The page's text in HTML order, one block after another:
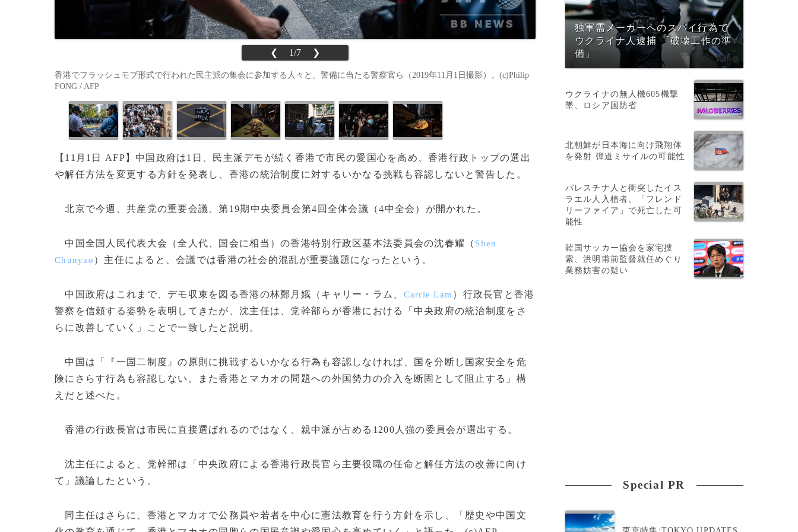
❮ 1/7 ❯
香港でフラッシュモブ形式で行われた民主派の集会に参加する人々と、警備に当たる警察官ら（2019年11月1日撮影）。(c)Philip
FONG / AFP
【11月1日 AFP】中国政府は1日、民主派デモが続く香港で市民の愛国心を高め、香港行政トップの選出
や解任方法を変更する方針を発表し、香港の統治制度に対するいかなる挑戦も容認しないと警告した。
北京で今週、共産党の重要会議、第19期中央委員会第4回全体会議（4中全会）が開かれた。
中国全国人民代表大会（全人代、国会に相当）の香港特別行政区基本法委員会の沈春耀（ Shen
Chunyao ）主任によると、会議では香港の社会的混乱が重要議題になったという。
中国政府はこれまで、デモ収束を図る香港の林鄭月娥（キャリー・ラム、 Carrie Lam ）行政長官と香港
警察を信頼する姿勢を表明してきたが、沈主任は、党幹部らが香港における「中央政府の統治制度をさ
らに改善していく」ことで一致したと説明。
中国は「『一国二制度』の原則に挑戦するいかなる行為も容認しなければ、国を分断し国家安全を危
険にさらす行為も容認しない。また香港とマカオの問題への外国勢力の介入を断固として阻止する」構
えだと述べた。
香港の行政長官は市民に直接選ばれるのではなく、親中派が占める1200人強の委員会が選出する。
沈主任によると、党幹部は「中央政府による香港行政長官ら主要役職の任命と解任方法の改善に向け
て」議論したという。
同主任はさらに、香港とマカオで公務員や若者を中心に憲法教育を行う方針を示し、「歴史や中国文
独軍需メーカーへのスパイ行為で
ウクライナ人逮捕 「破壊工作の準
備」
ウクライナの無人機605機撃
墜、ロシア国防省
北朝鮮が日本海に向け飛翔体
を発射 弾道ミサイルの可能性
パレスチナ人と衝突したイス
ラエル人入植者、「フレンド
リーファイア」で死亡した可
能性
韓国サッカー協会を家宅捜
索、洪明甫前監督就任めぐり
業務妨害の疑い
Special PR
東京特集:TOKYO UPDATES